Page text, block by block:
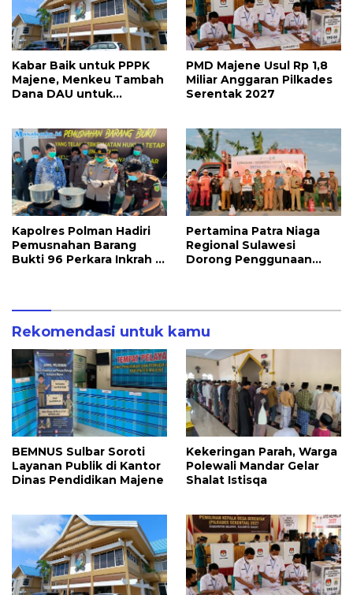
Kabar Baik untuk PPPK
Majene, Menkeu Tambah
Dana DAU untuk
PMD Majene Usul Rp 1,8
Miliar Anggaran Pilkades
Serentak 2027
Kapolres Polman Hadiri
Pemusnahan Barang
Bukti 96 Perkara Inkrah di
Pertamina Patra Niaga
Regional Sulawesi
Dorong Penggunaan
Rekomendasi untuk kamu
BEMNUS Sulbar Soroti
Layanan Publik di Kantor
Dinas Pendidikan Majene
Kekeringan Parah, Warga
Polewali Mandar Gelar
Shalat Istisqa